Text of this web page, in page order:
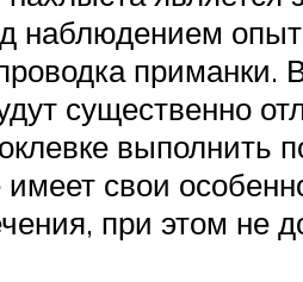
наблюдением
приманки.
существенно
выполнить
свои
при этом не